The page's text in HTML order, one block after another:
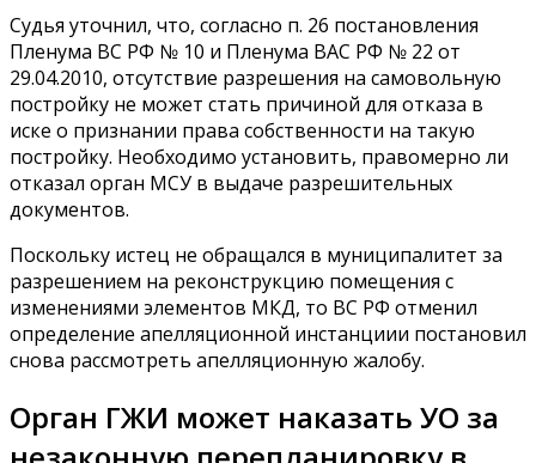
Судья уточнил, что, согласно п. 26 постановления
Пленума ВС РФ № 10 и Пленума ВАС РФ № 22 от
29.04.2010, отсутствие разрешения на самовольную
постройку не может стать причиной для отказа в
иске о признании права собственности на такую
постройку. Необходимо установить, правомерно ли
отказал орган МСУ в выдаче разрешительных
документов.
Поскольку истец не обращался в муниципалитет за
разрешением на реконструкцию помещения с
изменениями элементов МКД, то ВС РФ отменил
определение апелляционной инстанциии постановил
снова рассмотреть апелляционную жалобу.
Орган ГЖИ может наказать УО за